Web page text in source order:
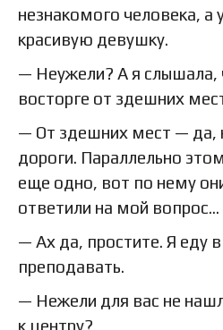
незнакомого человека, а
красивую девушку.
— Неужели? А я слышала,
восторге от здешних
— От здешних мест — да,
дороги. Параллельно
еще одно, вот по нему
ответили на мой вопрос…
— Ах да, простите. Я еду
преподавать.
— Нежели для вас не
к центру?